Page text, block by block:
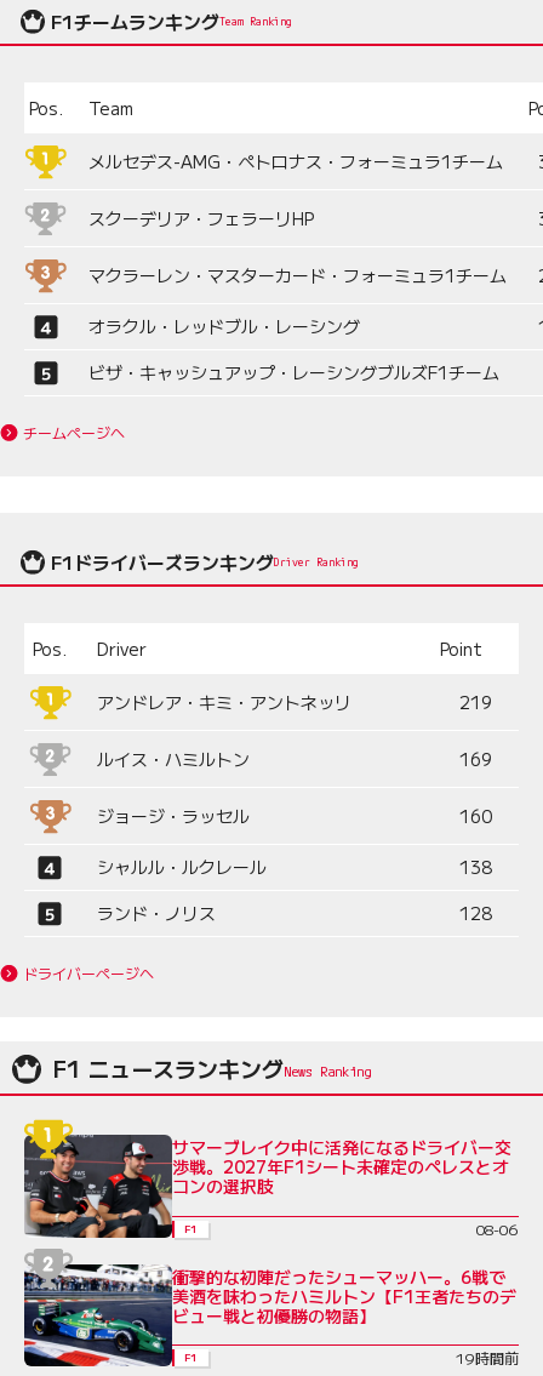
F1チームランキングTeam Ranking
Pos. Team
メルセデス-AMG・ペトロナス・フォーミュラ1チーム
スクーデリア・フェラーリHP
マクラーレン・マスターカード・フォーミュラ1チーム
オラクル・レッドブル・レーシング
ビザ・キャッシュアップ・レーシングブルズF1チーム
チームページへ
F1ドライバーズランキングDriver Ranking
Pos. Driver Point
アンドレア・キミ・アントネッリ 219
ルイス・ハミルトン 169
ジョージ・ラッセル 160
シャルル・ルクレール
138
ランド・ノリス
128
ドライバーページへ
F1 ニュースランキング
サマーブレイク中に活発になるドライバー交
渉戦。2027年F1シート未確定のペレスとオ
コンの選択肢
F1 08-06
衝撃的な初陣だったシューマッハー。6戦で
美酒を味わったハミルトン【F1王者たちのデ
ビュー戦と初優勝の物語】
F1 19時間前